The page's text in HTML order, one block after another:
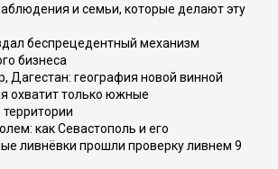
и семьи, которые делают эту
беспрецедентный механизм
бизнеса
Дагестан: география новой винной
охватит только южные
как Севастополь и его
ливнёвки прошли проверку ливнем 9